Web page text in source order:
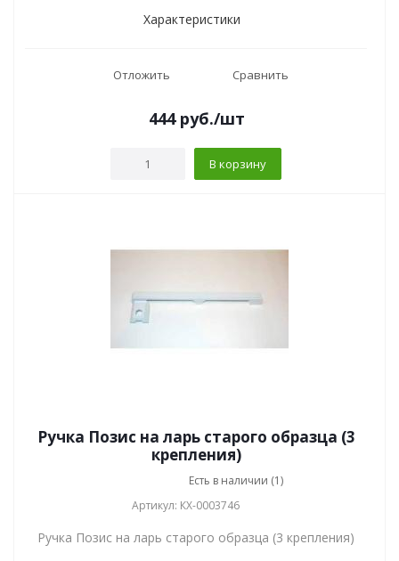
Характеристики
Отложить Сравнить
444руб./шт
В корзину
Ручка Позис на ларь старого образца (3
крепления)
Есть в наличии (1)
Артикул: КХ-0003746
Ручка Позис на ларь старого образца (3 крепления)